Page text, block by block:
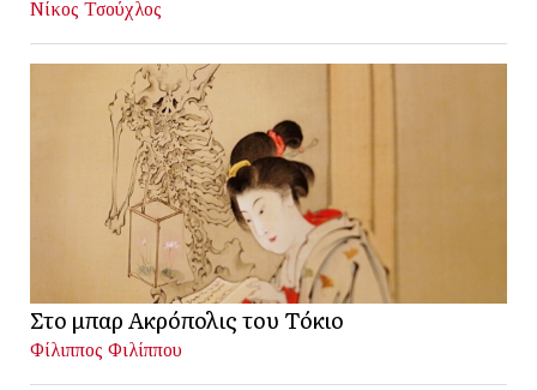
Νίκος Τσούχλος
Στο μπαρ Ακρόπολις του Τόκιο
Φίλιππος Φιλίππου